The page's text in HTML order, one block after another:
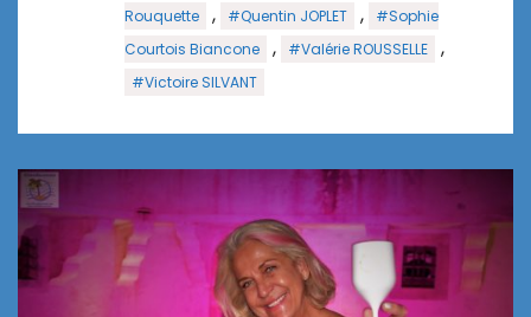
Rouquette
, #Quentin JOPLET ,
#Sophie
Courtois Biancone
, #Valérie ROUSSELLE ,
#Victoire SILVANT